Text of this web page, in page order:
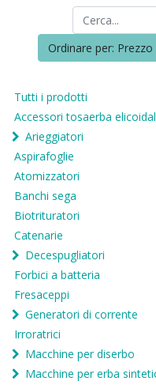
Ordinare per:
Tutti i prodotti
Accessori tosaerba
Arieggiatori
Aspirafoglie
Atomizzatori
Banchi sega
Biotrituratori
Catenarie
Decespugliatori
Forbici a batteria
Fresaceppi
Generatori di corrente
Irroratrici
Macchine per diserbo
Macchine per erba